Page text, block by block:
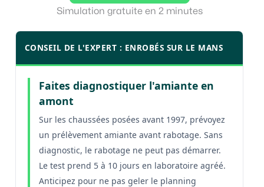
Simulation gratuite en 2 minutes
CONSEIL DE L'EXPERT : ENROBÉS SUR LE MANS
Faites diagnostiquer l'amiante en
amont
Sur les chaussées posées avant 1997, prévoyez
un prélèvement amiante avant rabotage. Sans
diagnostic, le rabotage ne peut pas démarrer.
Le test prend 5 à 10 jours en laboratoire agréé.
Anticipez pour ne pas geler le planning